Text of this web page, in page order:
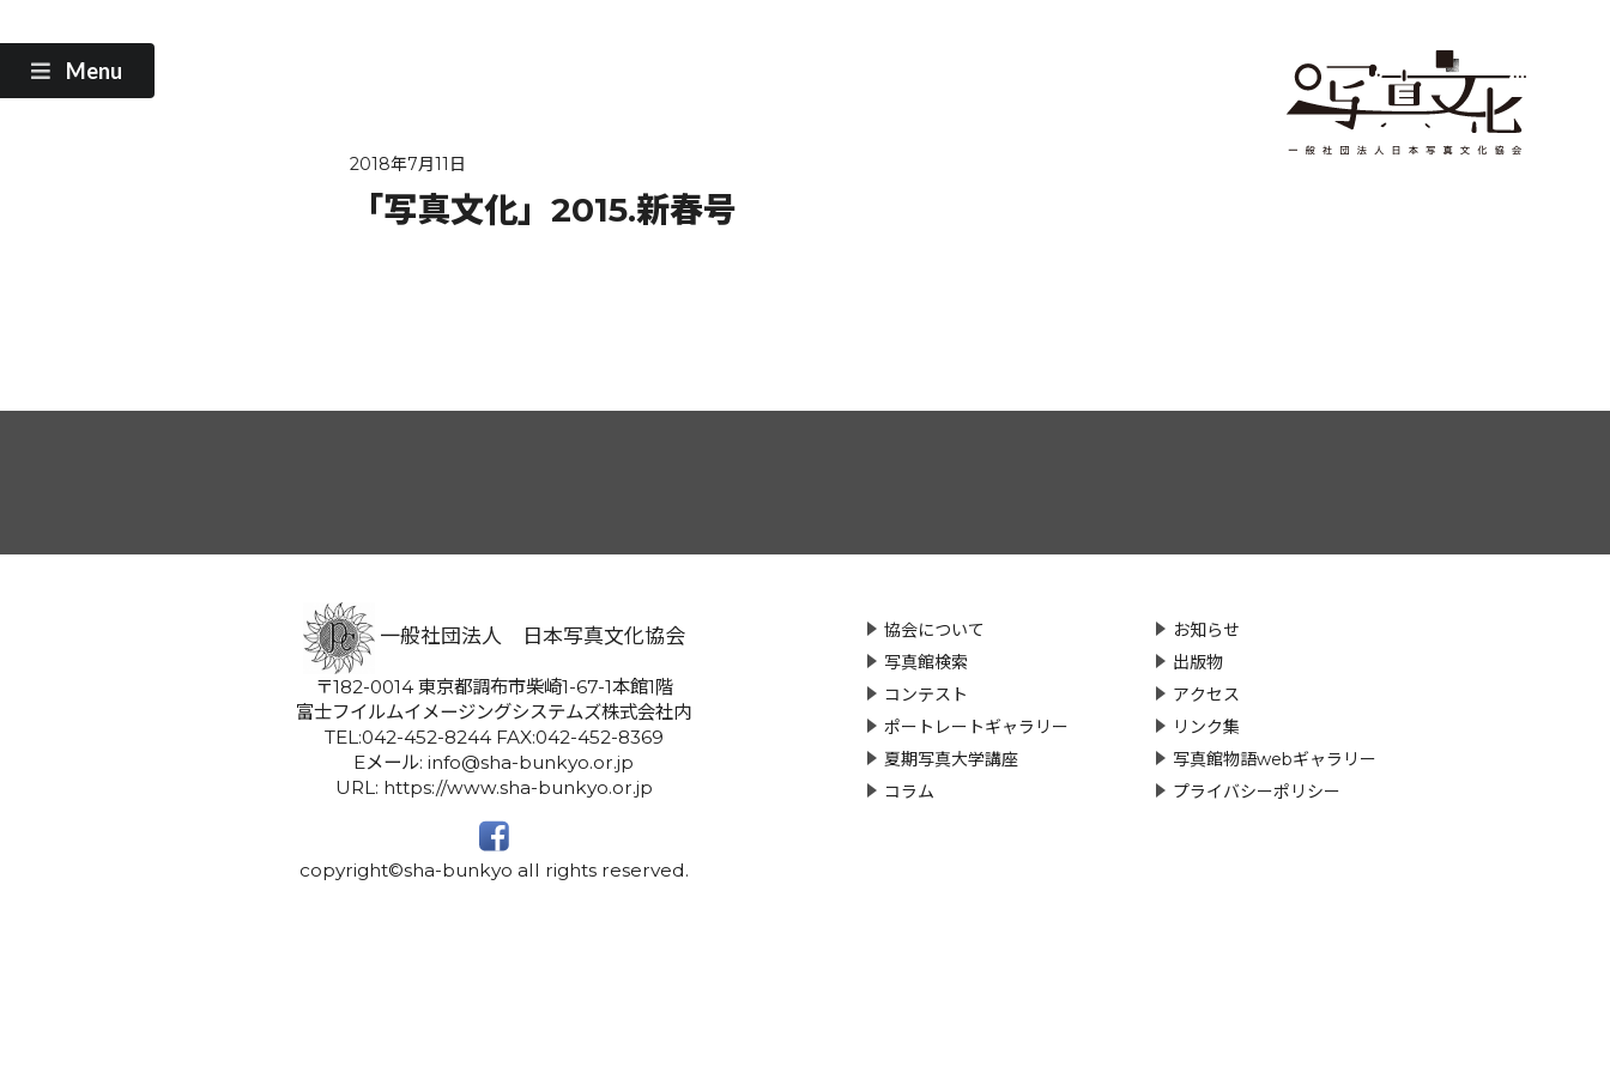
Menu
2018年7月11日
「写真文化」2015.新春号
協会について
写真館検索
コンテスト
ポートレートギャラリー
夏期写真大学講座
コラム
お知らせ
出版物
アクセス
リンク集
写真館物語webギャラリー
プライバシーポリシー
一般社団法人 日本写真文化協会
〒182-0014 東京都調布市柴崎1-67-1本館1階
富士フイルムイメージングシステムズ株式会社内
TEL:042-452-8244 FAX:042-452-8369
Eメール: info@sha-bunkyo.or.jp
URL: https://www.sha-bunkyo.or.jp
copyright©sha-bunkyo all rights reserved.